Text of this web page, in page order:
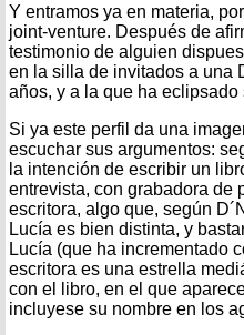
Y entramos ya en materia,
joint-venture. Después de
testimonio de alguien
en la silla de invitados a una
años, y a la que ha
Si ya este perfil da una
escuchar sus argumentos:
la intención de escribir un
entrevista, con grabadora de
escritora, algo que, según
Lucía es bien distinta, y
Lucía (que ha incrementado
escritora es una estrella
con el libro, en el que
incluyese su nombre en los